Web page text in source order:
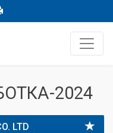
2024
LTD